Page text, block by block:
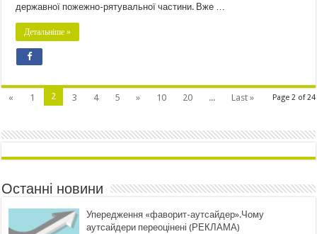
державної пожежно-рятувальної частини. Вже …
Детальніше »
Page 2 of 24
« 1 2 3 4 5 » 10 20 ... Last »
Останні новини
Упередження «фаворит-аутсайдер».Чому
аутсайдери переоцінені (РЕКЛАМА)